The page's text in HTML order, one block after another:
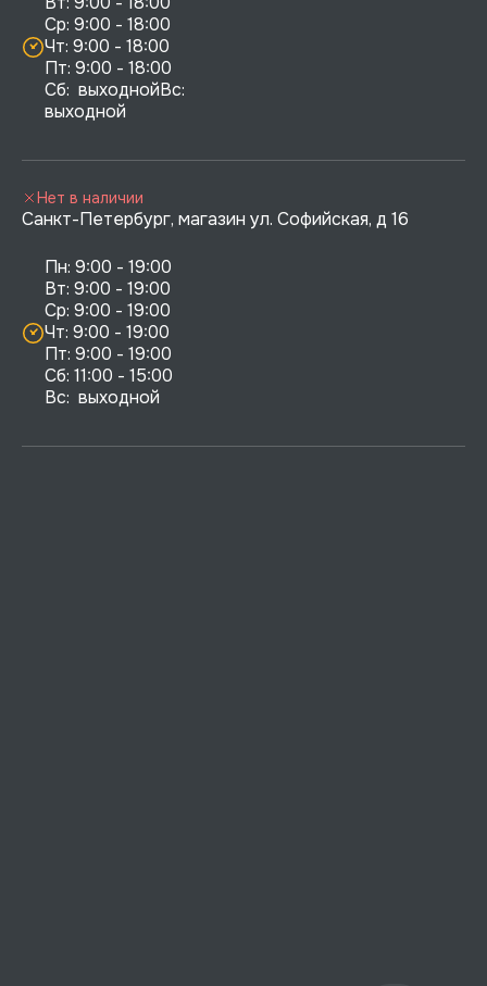
Ср: 9:00 - 18:00
Чт: 9:00 - 18:00
Пт: 9:00 - 18:00
Сб:  выходнойВс:
выходной
Санкт-Петербург, магазин ул. Софийская, д 16
Пн: 9:00 - 19:00
Вт: 9:00 - 19:00
Ср: 9:00 - 19:00
Чт: 9:00 - 19:00
Пт: 9:00 - 19:00
Сб: 11:00 - 15:00
Вс:  выходной
Нет в наличии